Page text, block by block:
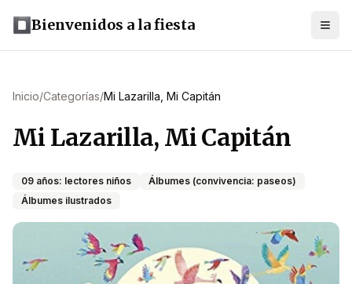
Bienvenidos a la fiesta
Inicio/Categorías/Mi Lazarilla, Mi Capitán
Mi Lazarilla, Mi Capitán
09 años: lectores niños
Álbumes (convivencia: paseos)
Álbumes ilustrados